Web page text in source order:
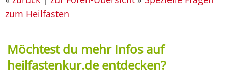
zum Heilfasten
Möchtest du mehr Infos auf
heilfastenkur.de entdecken?